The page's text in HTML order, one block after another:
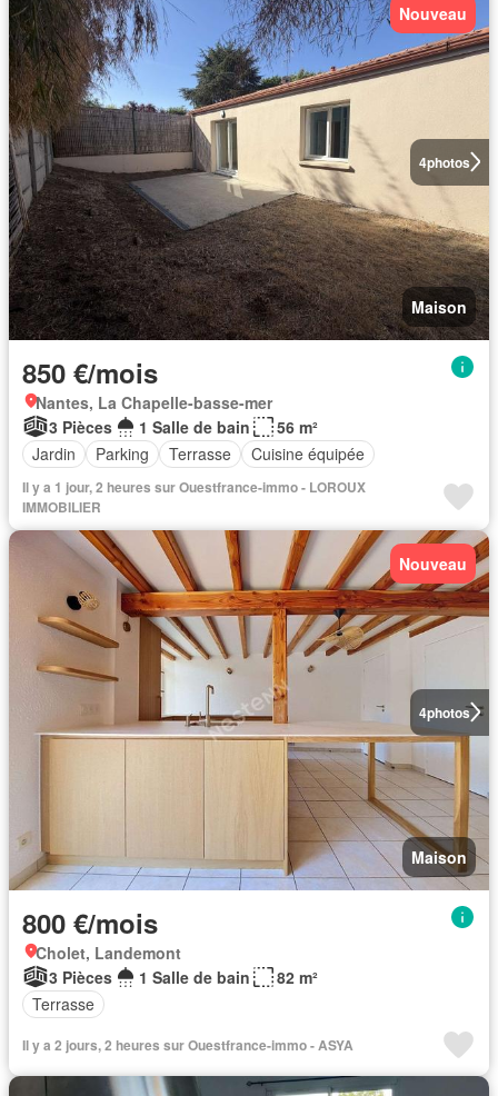
4photos
Nouveau
Maison
850 €/mois
Nantes, La Chapelle-basse-mer
3 Pièces
1 Salle de bain
56 m²
Jardin
Parking Terrasse Cuisine équipée
Il y a 1 jour, 2 heures sur Ouestfrance-immo - LOROUX
IMMOBILIER
4photos
Nouveau
Maison
800 €/mois
Cholet, Landemont
3 Pièces
1 Salle de bain
82 m²
Terrasse
Il y a 2 jours, 2 heures sur Ouestfrance-immo - ASYA